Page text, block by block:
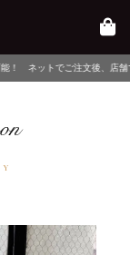
、店舗でピックアップするだ